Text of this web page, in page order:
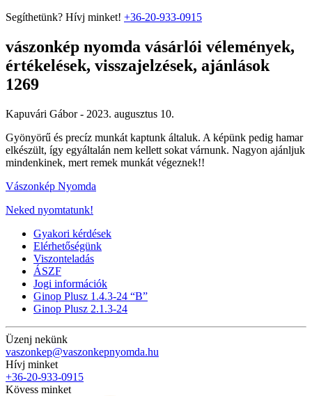
Segíthetünk? Hívj minket! +36-20-933-0915
vászonkép nyomda vásárlói vélemények,
értékelések, visszajelzések, ajánlások
1269
Kapuvári Gábor - 2023. augusztus 10.
Gyönyörű és precíz munkát kaptunk általuk. A képünk pedig hamar
elkészült, így egyáltalán nem kellett sokat várnunk. Nagyon ajánljuk
mindenkinek, mert remek munkát végeznek!!
Vászonkép Nyomda
Neked nyomtatunk!
Gyakori kérdések
Elérhetőségünk
Viszonteladás
ÁSZF
Jogi információk
Ginop Plusz 1.4.3-24 “B”
Ginop Plusz 2.1.3-24
Üzenj nekünk
vaszonkep@vaszonkepnyomda.hu
Hívj minket
+36-20-933-0915
Kövess minket